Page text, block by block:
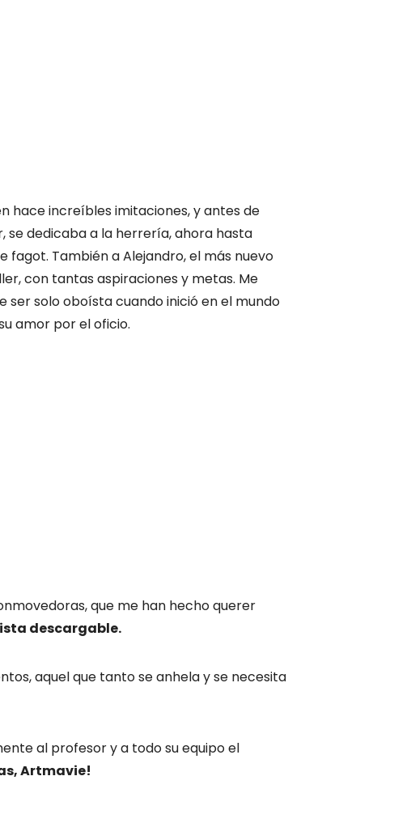
hace increíbles imitaciones, y antes de
se dedicaba a la herrería, ahora hasta
fagot. También a Alejandro, el más nuevo
con tantas aspiraciones y metas. Me
ser solo oboísta cuando inició en el mundo
amor por el oficio.
que me han hecho querer
descargable.
aquel que tanto se anhela y se necesita
al profesor y a todo su equipo el
Artmavie!